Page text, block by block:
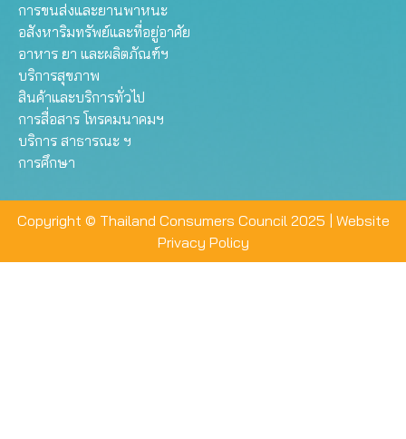
การขนส่งและยานพาหนะ
อสังหาริมทรัพย์และที่อยู่อาศัย
อาหาร ยา และผลิตภัณฑ์ฯ
บริการสุขภาพ
สินค้าและบริการทั่วไป
การสื่อสาร โทรคมนาคมฯ
บริการ สาธารณะ ฯ
การศึกษา
Copyright © Thailand Consumers Council 2025 | Website
Privacy Policy